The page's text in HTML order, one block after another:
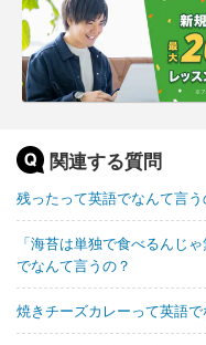
関連する質問
残ったって英語でなんて言う
「海苔は単独で食べるんじ
でなんて言うの？
焼きチーズカレーって英語で